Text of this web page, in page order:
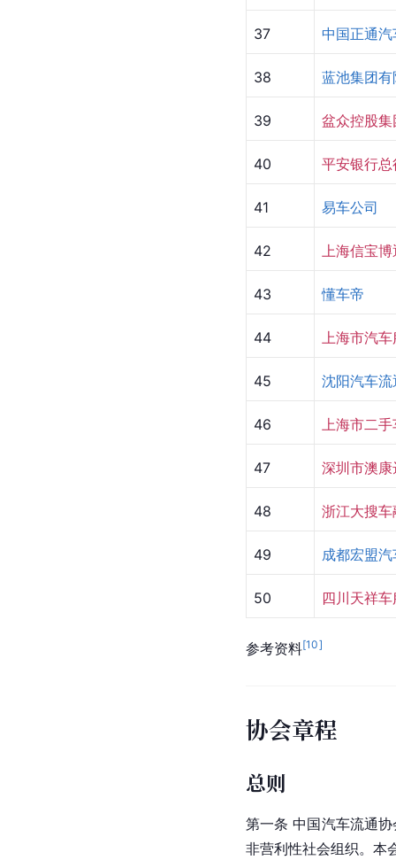
37 中国正通
38 蓝池集团
39 盆众控股
40 平安银行总
41 易车公司
42 上海信宝
43 懂车帝
44 上海市汽
45 沈阳汽车
46 上海市二
47 深圳市澳
48 浙江大搜
49 成都宏盟
50 四川天祥
参考资料[10]
协会章程
总则
第一条 中国汽车流通
非营利性社会组织。本